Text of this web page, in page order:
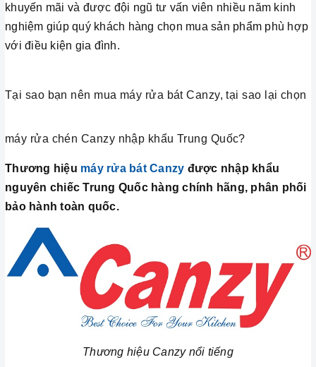
khuyến mãi và được đội ngũ tư vấn viên nhiều năm kinh
nghiệm giúp quý khách hàng chọn mua sản phẩm phù hợp
với điều kiện gia đình.
Tại sao bạn nên mua máy rửa bát Canzy, tại sao lại chọn
máy rửa chén Canzy nhập khẩu Trung Quốc?
Thương hiệu máy rửa bát Canzy được nhập khẩu
nguyên chiếc Trung Quốc hàng chính hãng, phân phối
bảo hành toàn quốc.
Thương hiệu Canzy nổi tiếng